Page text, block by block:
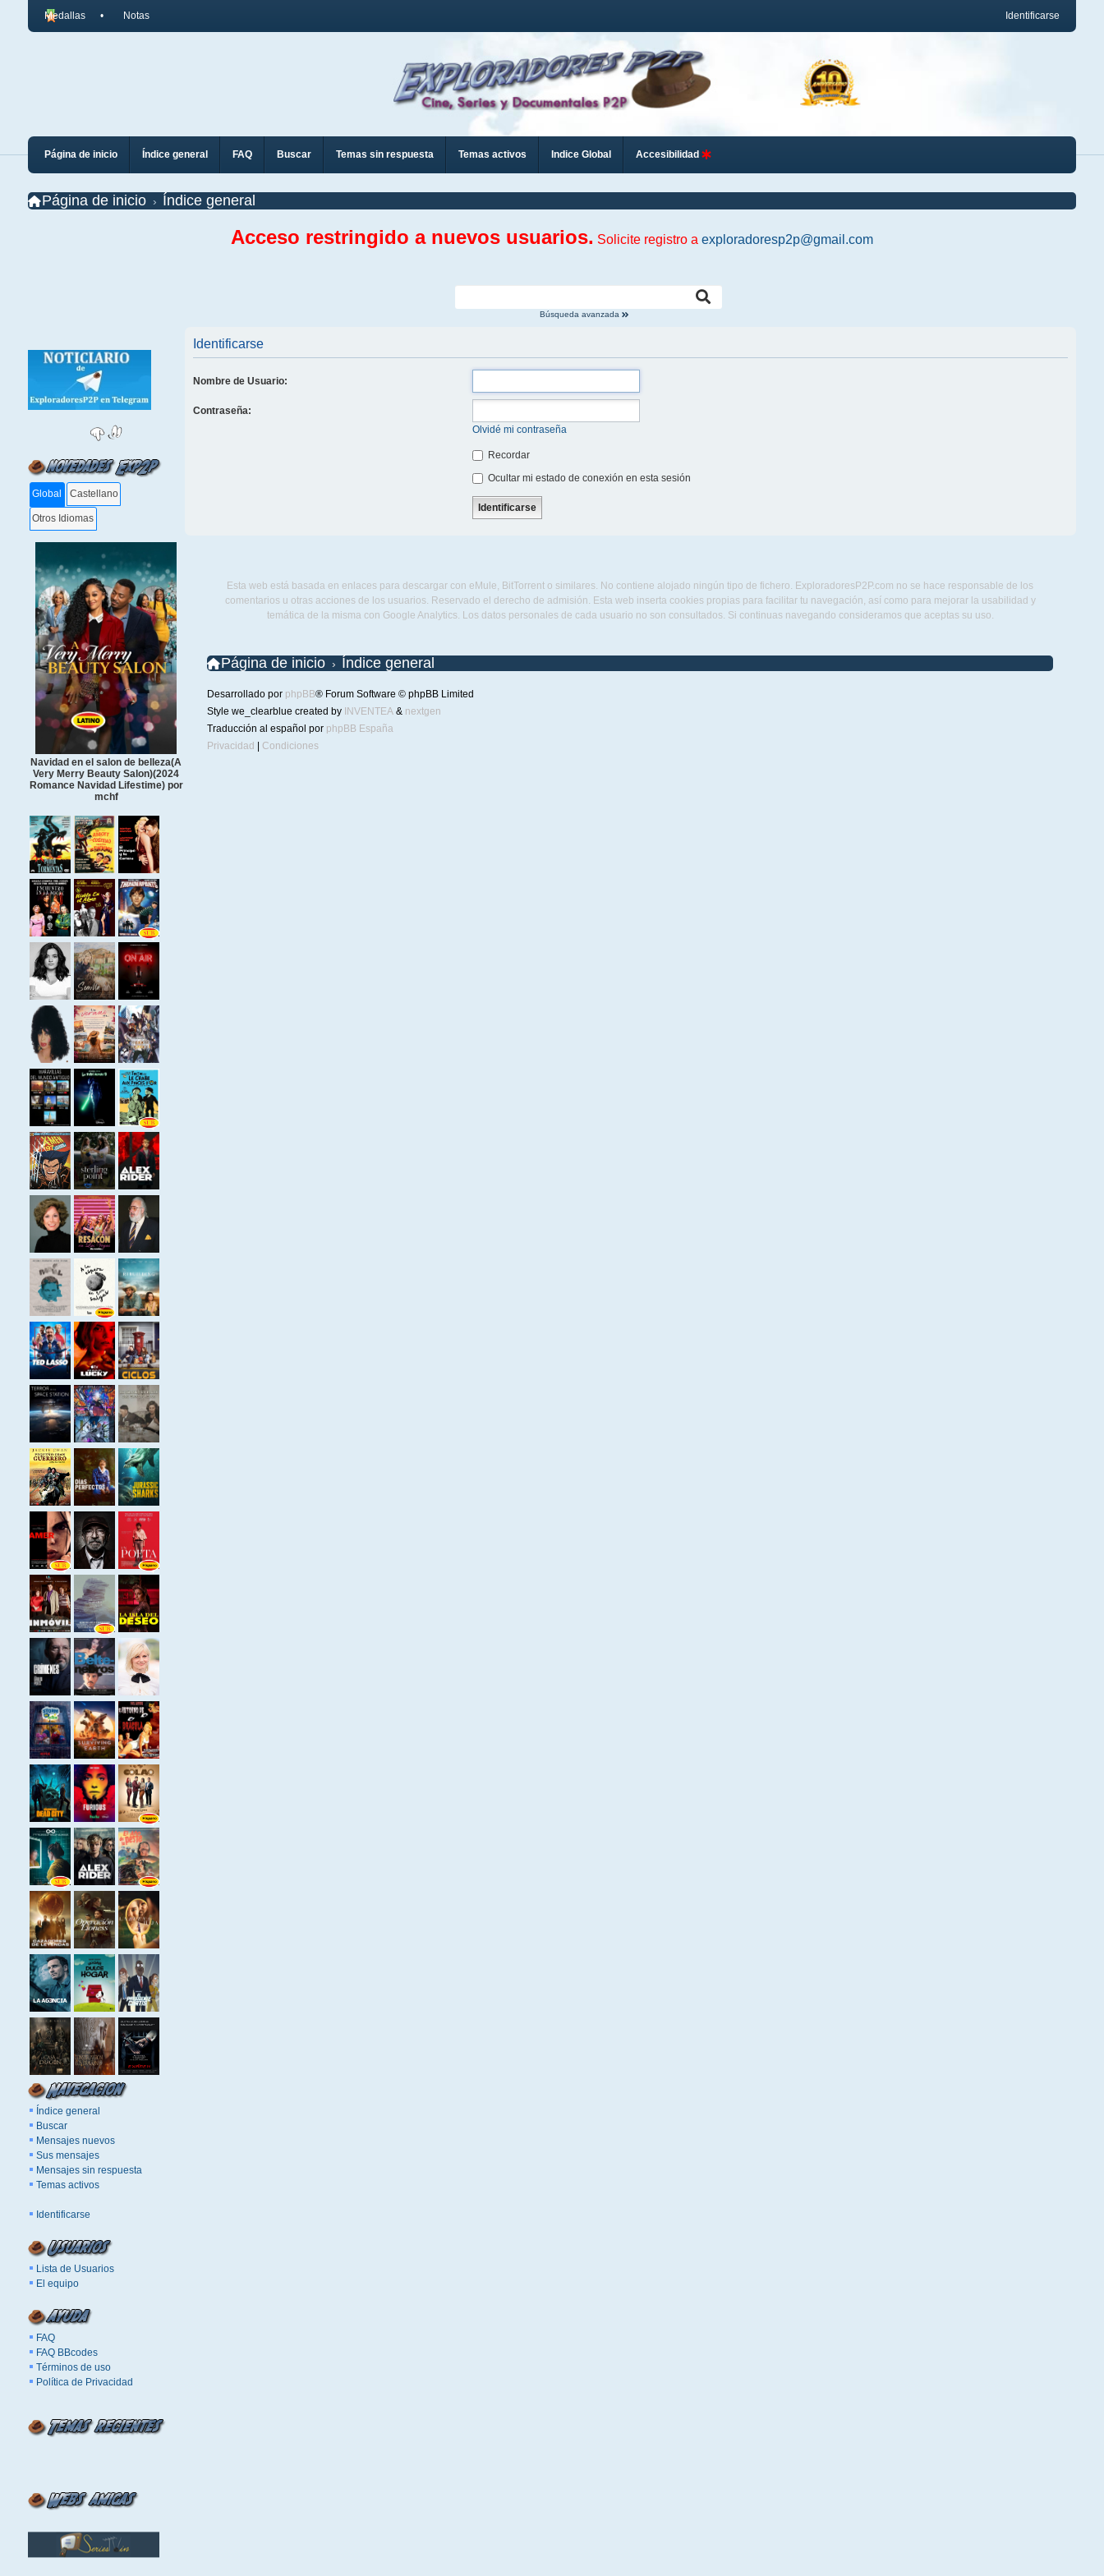
Identificarse
Medallas Notas
Página de inicio Índice general FAQ Buscar Temas sin respuesta Temas activos Indice Global Accesibilidad
Página de inicio Índice general
Acceso restringido a nuevos usuarios. Solicite registro a exploradoresp2p@gmail.com
Búsqueda avanzada
Global Castellano
Otros Idiomas
Navidad en el salon de belleza(A
Very Merry Beauty Salon)(2024
Romance Navidad Lifestime) por
mchf
Índice general
Buscar
Mensajes nuevos
Sus mensajes
Mensajes sin respuesta
Temas activos
Identificarse
Lista de Usuarios
El equipo
FAQ
FAQ BBcodes
Términos de uso
Política de Privacidad
Identificarse
Nombre de Usuario:
Contraseña:
Olvidé mi contraseña
Recordar
Ocultar mi estado de conexión en esta sesión
Esta web está basada en enlaces para descargar con eMule, BitTorrent o similares. No contiene alojado ningún tipo de fichero. ExploradoresP2P.com no se hace responsable de los
comentarios u otras acciones de los usuarios. Reservado el derecho de admisión. Esta web inserta cookies propias para facilitar tu navegación, así como para mejorar la usabilidad y
temática de la misma con Google Analytics. Los datos personales de cada usuario no son consultados. Si continuas navegando consideramos que aceptas su uso.
Página de inicio Índice general
Desarrollado por phpBB® Forum Software © phpBB Limited
Style we_clearblue created by INVENTEA& nextgen
Traducción al español por phpBB España
Privacidad
Condiciones